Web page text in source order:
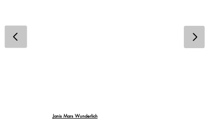
Janis Mars Wunderlich